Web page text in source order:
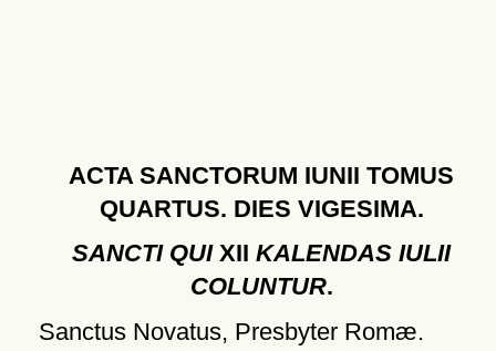
ACTA SANCTORUM IUNII TOMUS
QUARTUS. DIES VIGESIMA.
SANCTI QUIXIIKALENDAS IULII
COLUNTUR.
Sanctus Novatus, Presbyter Romæ.